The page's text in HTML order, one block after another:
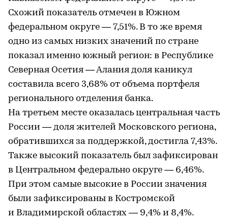
Схожий показатель отмечен в Южном
федеральном округе — 7,51%. В то же время
одно из самых низких значений по стране
показал именно южный регион: в Республике
Северная Осетия — Алания доля каникул
составила всего 3,68% от объема портфеля
регионального отделения банка.
На третьем месте оказалась центральная часть
России — доля жителей Московского региона,
обратившихся за поддержкой, достигла 7,43%.
Также высокий показатель был зафиксирован
в Центральном федерально округе — 6,46%.
При этом самые высокие в России значения
были зафиксированы в Костромской
и Владимирской областях — 9,4% и 8,4%.